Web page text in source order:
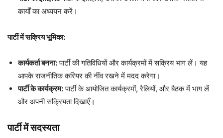
कार्यों का अध्ययन करें।
पार्टी में सक्रिय भूमिका:
कार्यकर्ता बनना:पार्टी की गतिविधियों और कार्यक्रमों में सक्रिय भाग लें। यह
आपके राजनीतिक करियर की नींव रखने में मदद करेगा।
पार्टी के कार्यक्रम:पार्टी के आयोजित कार्यक्रमों, रैलियों, और बैठक में भाग लें
और अपनी सक्रियता दिखाएँ।
पार्टी में सदस्यता